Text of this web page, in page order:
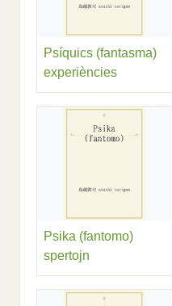
Psíquics (fantasma)
experiències
Psika (fantomo)
spertojn